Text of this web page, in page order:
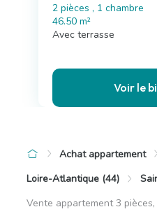
2 pièces , 1 chambre
46.50 m²
Avec terrasse
Voir le
Achat appartement
Loire-Atlantique (44)
Vente appartement 3